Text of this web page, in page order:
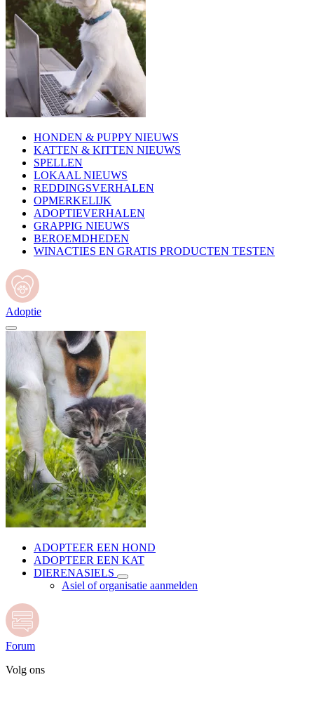
HONDEN & PUPPY NIEUWS
KATTEN & KITTEN NIEUWS
SPELLEN
LOKAAL NIEUWS
REDDINGSVERHALEN
OPMERKELIJK
ADOPTIEVERHALEN
GRAPPIG NIEUWS
BEROEMDHEDEN
WINACTIES EN GRATIS PRODUCTEN TESTEN
Adoptie
ADOPTEER EEN HOND
ADOPTEER EEN KAT
DIERENASIELS
Asiel of organisatie aanmelden
Forum
Volg ons